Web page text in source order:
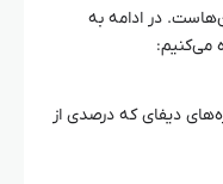
در ادامه به
می‌کنیم:
دیفای که درصدی از